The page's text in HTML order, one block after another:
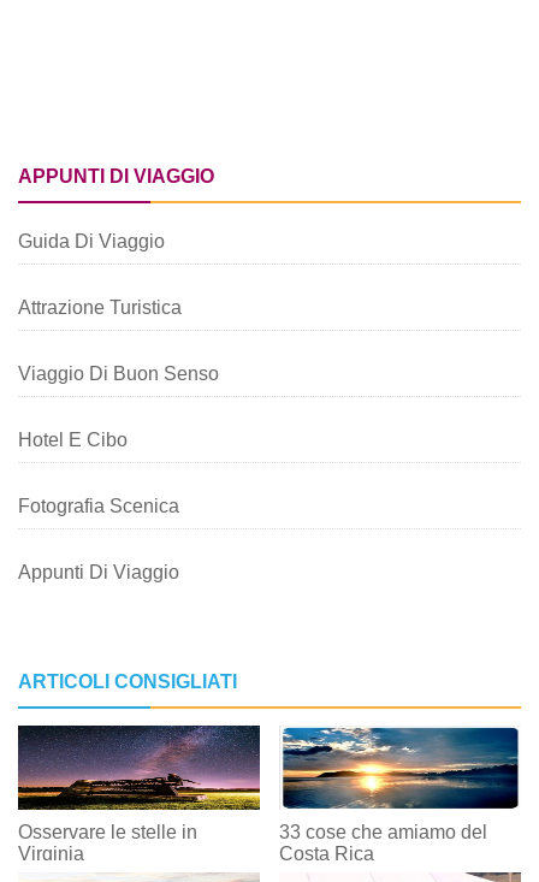
APPUNTI DI VIAGGIO
Guida Di Viaggio
Attrazione Turistica
Viaggio Di Buon Senso
Hotel E Cibo
Fotografia Scenica
Appunti Di Viaggio
ARTICOLI CONSIGLIATI
Osservare le stelle in
Virginia
33 cose che amiamo del
Costa Rica